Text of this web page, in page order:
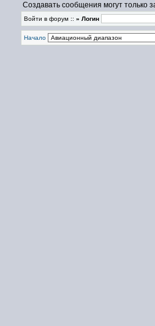
Создавать сообщения могут только
Войти в форум :: » Логин
Начало